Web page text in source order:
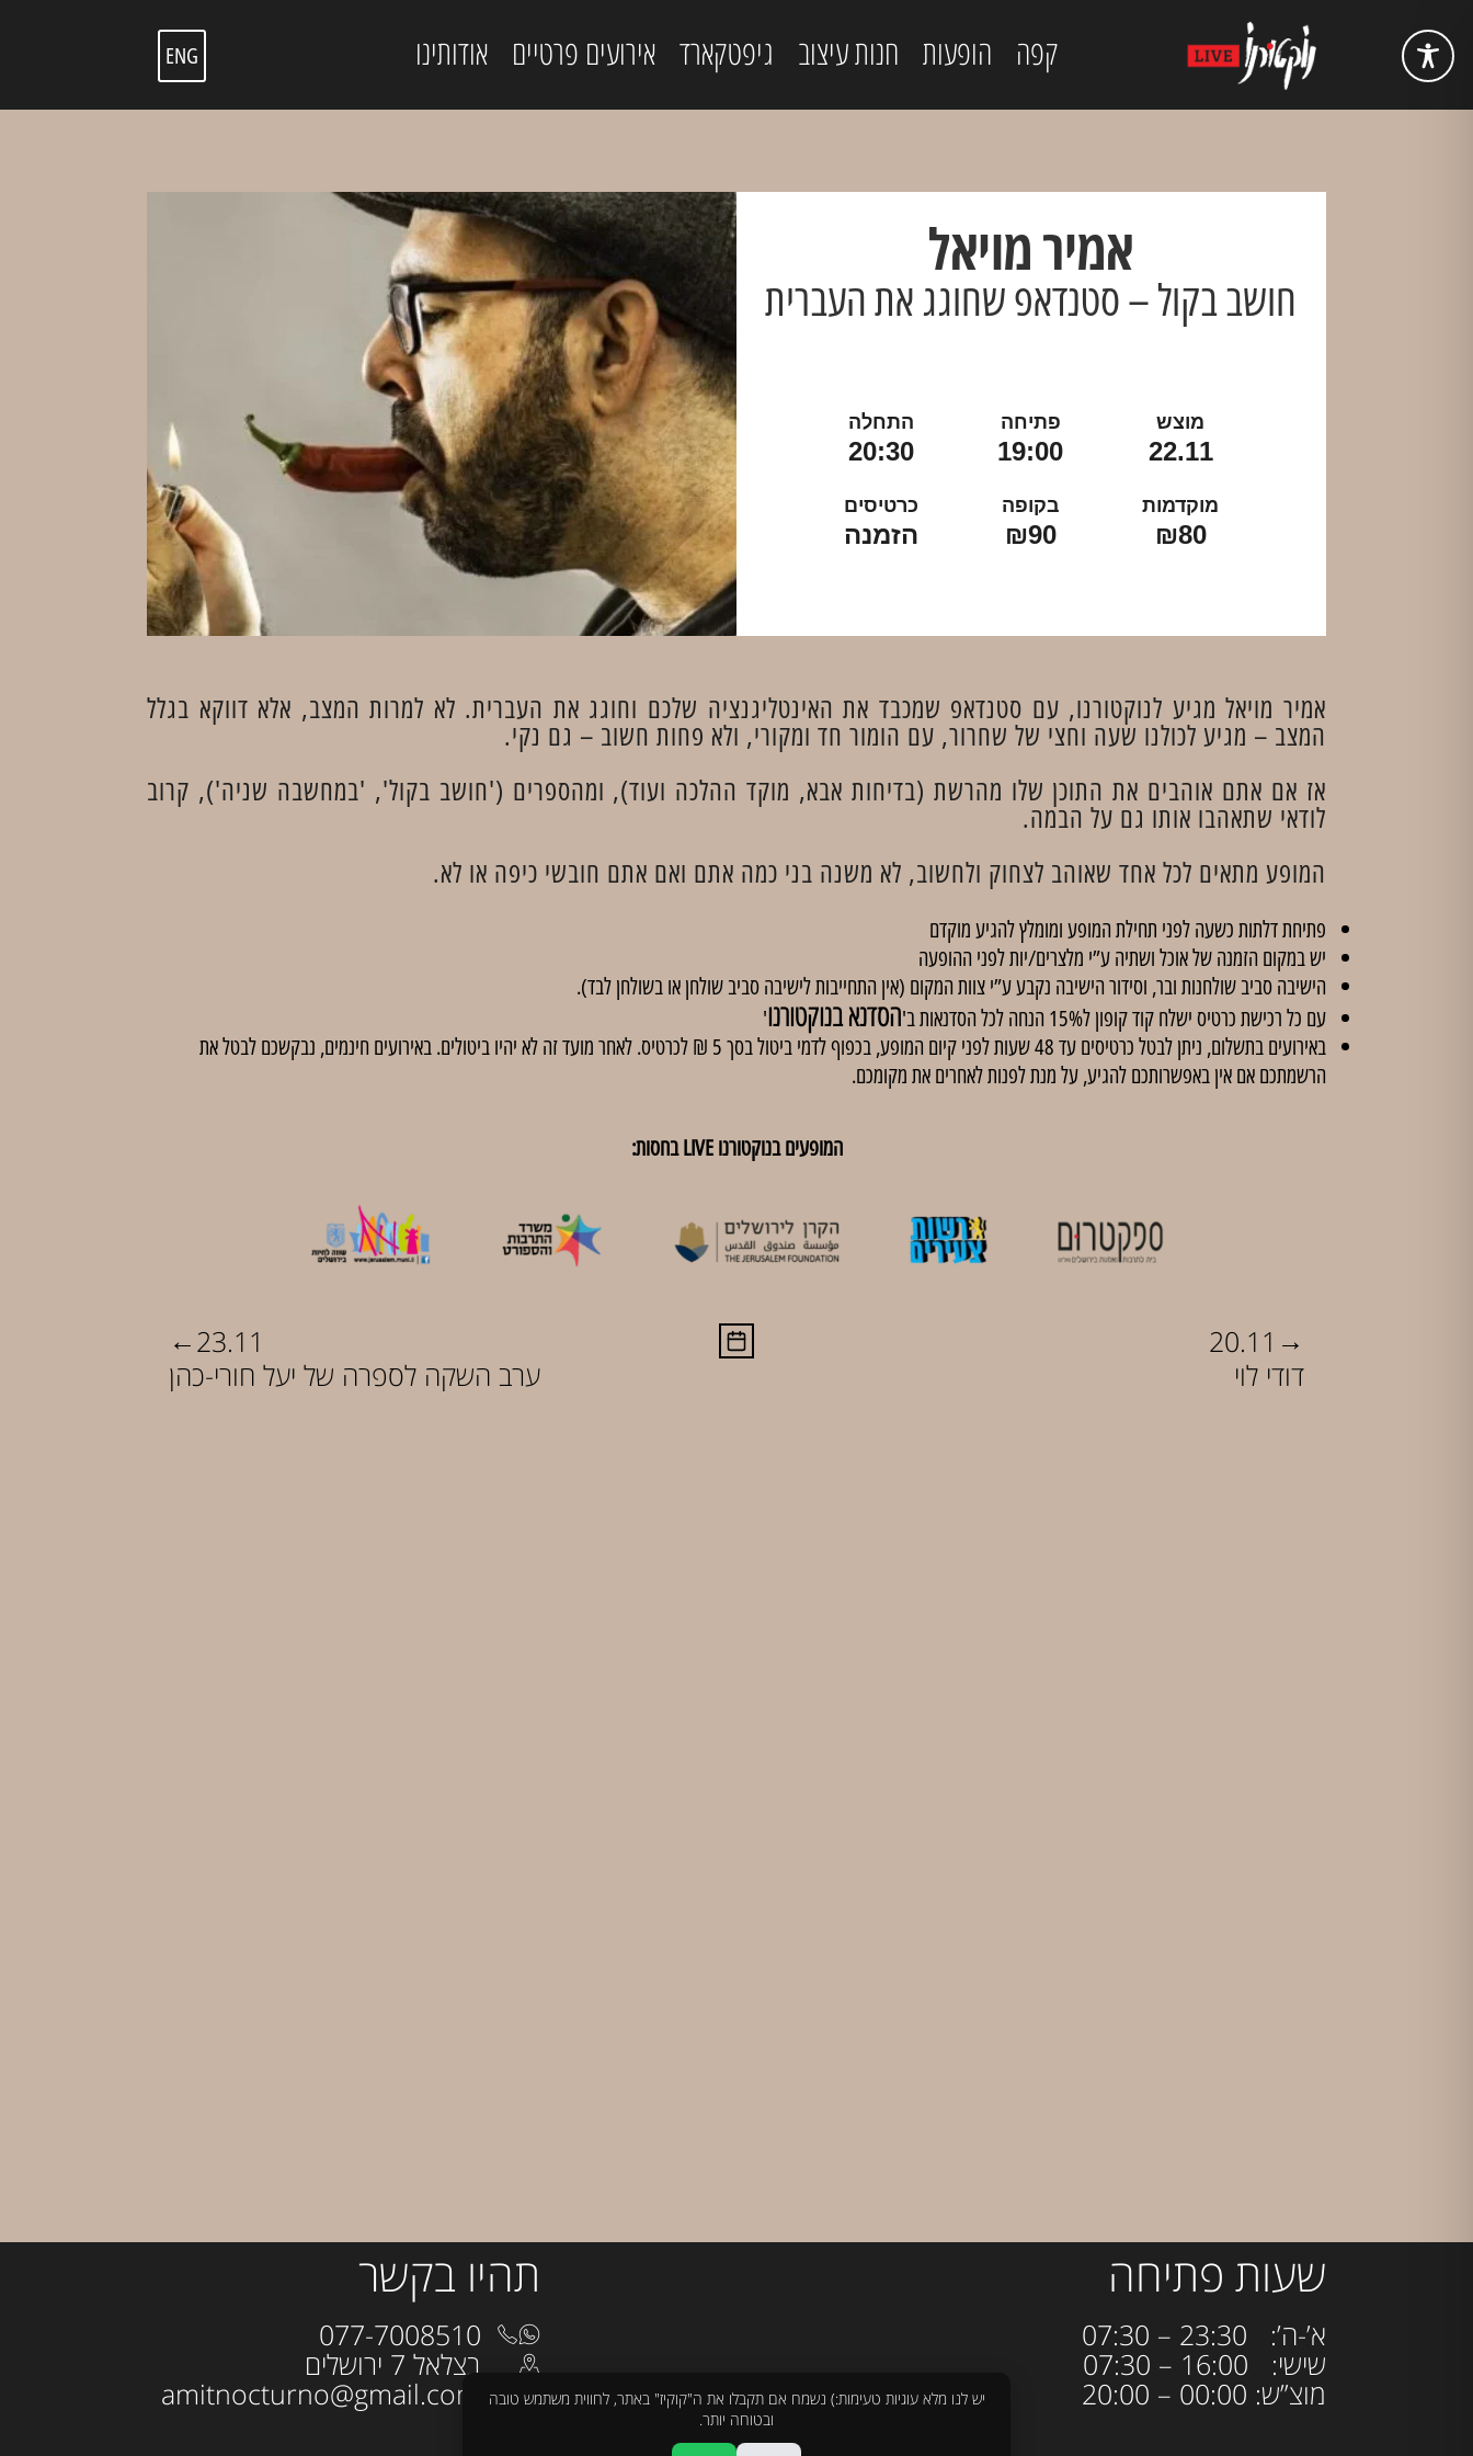
ENG קפה הופעות חנות עיצוב גיפטקארד אירועים פרטיים אודותינו
אמיר מויאל
חושב בקול – סטנדאפ שחוגג את העברית
מוצש
22.11
פתיחה
19:00
התחלה
20:30
מוקדמות
₪80
בקופה
₪90
כרטיסים
הזמנה
אמיר מויאל מגיע לנוקטורנו, עם סטנדאפ שמכבד את האינטליגנציה שלכם וחוגג את העברית. לא למרות המצב, אלא דווקא בגלל
המצב – מגיע לכולנו שעה וחצי של שחרור, עם הומור חד ומקורי, ולא פחות חשוב – גם נקי.
אז אם אתם אוהבים את התוכן שלו מהרשת (בדיחות אבא, מוקד ההלכה ועוד), ומהספרים ('חושב בקול', 'במחשבה שניה'), קרוב
לודאי שתאהבו אותו גם על הבמה.
המופע מתאים לכל אחד שאוהב לצחוק ולחשוב, לא משנה בני כמה אתם ואם אתם חובשי כיפה או לא.
פתיחת דלתות כשעה לפני תחילת המופע ומומלץ להגיע מוקדם
יש במקום הזמנה של אוכל ושתיה ע”י מלצרים/יות לפני ההופעה
הישיבה סביב שולחנות ובר, וסידור הישיבה נקבע ע”י צוות המקום (אין התחייבות לישיבה סביב שולחן או בשולחן לבד).
עם כל רכישת כרטיס ישלח קוד קופון ל15% הנחה לכל הסדנאות ב'
הסדנא בנוקטורנו'
באירועים בתשלום, ניתן לבטל כרטיסים עד 48 שעות לפני קיום המופע, בכפוף לדמי ביטול בסך 5 ₪ לכרטיס. לאחר מועד זה לא יהיו ביטולים. באירועים חינמים, נבקשכם לבטל את
הרשמתכם אם אין באפשרותכם להגיע, על מנת לפנות לאחרים את מקומכם.
המופעים בנוקטורנו LIVE בחסות:
←23.11
ערב השקה לספרה של יעל חורי-כהן
20.11 →
דודי לוי
תהיו בקשר
בצלאל 7 ירושלים
amitnocturno@gmail.com
שעות פתיחה
א’-ה’: 23:30 – 07:30
שישי: 16:00 – 07:30
מוצ”ש: 00:00 – 20:00
יש לנו מלא עוגיות טעימות:) נשמח אם תקבלו את ה"קוקיז" באתר, לחווית משתמש טובה
ובטוחה יותר.